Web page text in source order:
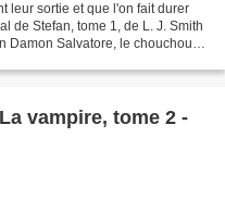
leur sortie et que l'on fait durer
de Stefan, tome 1, de L. J. Smith
Damon Salvatore, le chouchou
vampire, tome 2 -